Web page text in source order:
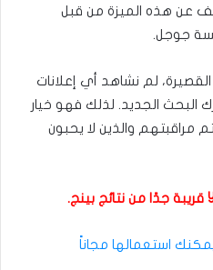
عن هذه الميزة من قبل
جوجل.
القصيرة، لم نشاهد أي إعلانات
البحث الجديد. لذلك فهو خيار
مراقبتهم والذين لا يحبون